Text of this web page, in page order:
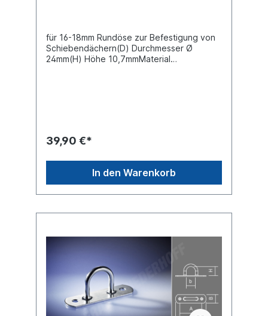
für 16-18mm Rundöse zur Befestigung von
Schiebendächern(D) Durchmesser Ø
24mm(H) Höhe 10,7mmMaterial
39,90 €*
In den Warenkorb